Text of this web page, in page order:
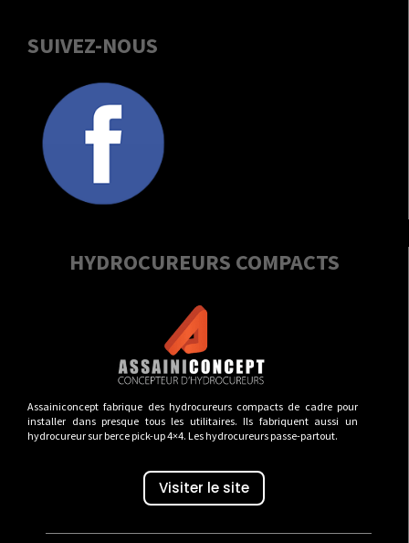
SUIVEZ-NOUS
HYDROCUREURS COMPACTS
Assainiconcept fabrique des hydrocureurs compacts de cadre pour
installer dans presque tous les utilitaires. Ils fabriquent aussi un
hydrocureur sur berce pick-up 4×4. Les hydrocureurs passe-partout.
Visiter le site